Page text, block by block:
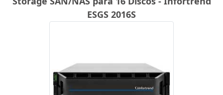
ESGS 2016S